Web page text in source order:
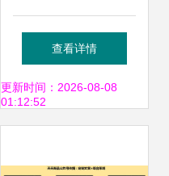
PA66代理销售价格
解析 鸿业科技以实
查看详情
更新时间：2026-08-08
01:12:52